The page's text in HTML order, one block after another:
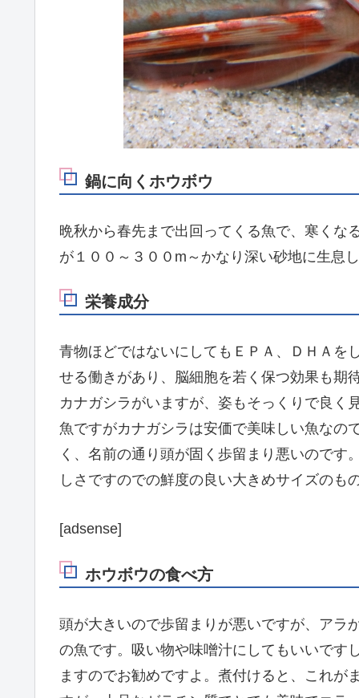
鍋に向くホウボウ
晩秋から春先まで出回ってくる魚で、寒くな
が１００～３００m～かなり深い砂地に生息
栄養成分
青物ほどではないにしてもＥＰＡ、ＤＨＡを
せる働きがあり、脳細胞を若く保つ効果も期
カナガシラがいますが、姿もそっくりで良く
魚ですがカナガシラは安価で美味しい魚なの
く、名前の通り頭が固く歩留まり悪いので
しさですのでの鮮度の良い大きめサイズのも
[adsense]
ホウボウの食べ方
頭が大きいので歩留まりが悪いですが、アラ
の魚です。吸い物や味噌汁にしてもいいです
ますのでお勧めですよ。煮付けると、これ